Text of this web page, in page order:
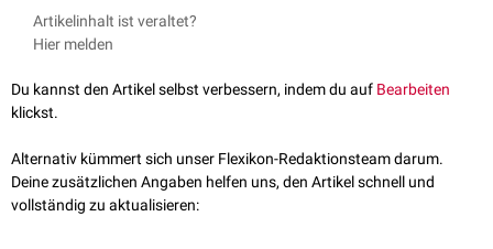
Argyll-Robertson-Phänomen
Mittelhirnsyndrom
Ross-Syndrom
Artikelinhalt ist veraltet?
Hier melden
Du kannst den Artikel selbst verbessern, indem du auf Bearbeiten
klickst.
Alternativ kümmert sich unser Flexikon-Redaktionsteam darum.
Deine zusätzlichen Angaben helfen uns, den Artikel schnell und
vollständig zu aktualisieren: